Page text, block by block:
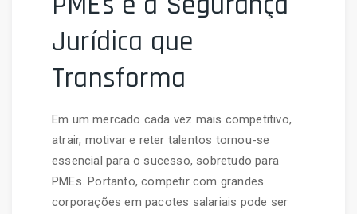
Jurídica que
Transforma
Em um mercado cada vez mais competitivo,
atrair, motivar e reter talentos tornou-se
essencial para o sucesso, sobretudo para
PMEs. Portanto, competir com grandes
corporações em pacotes salariais pode ser